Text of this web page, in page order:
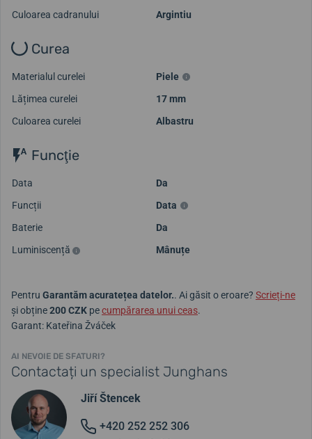
Culoarea cadranului
Argintiu
Curea
Materialul curelei
Piele
Lățimea curelei
17 mm
Culoarea curelei
Albastru
Funcţie
Data
Da
Funcții
Data
Baterie
Da
Luminiscență
Mânuțe
Pentru Garantăm acuratețea datelor.. Ai găsit o eroare? Scrieți-ne
și obține200 CZK pecumpărarea unui ceas.
Garant: Kateřina Žváček
AI NEVOIE DE SFATURI?
Contactați un specialist Junghans
Jiří Štencek
+420 252 252 306